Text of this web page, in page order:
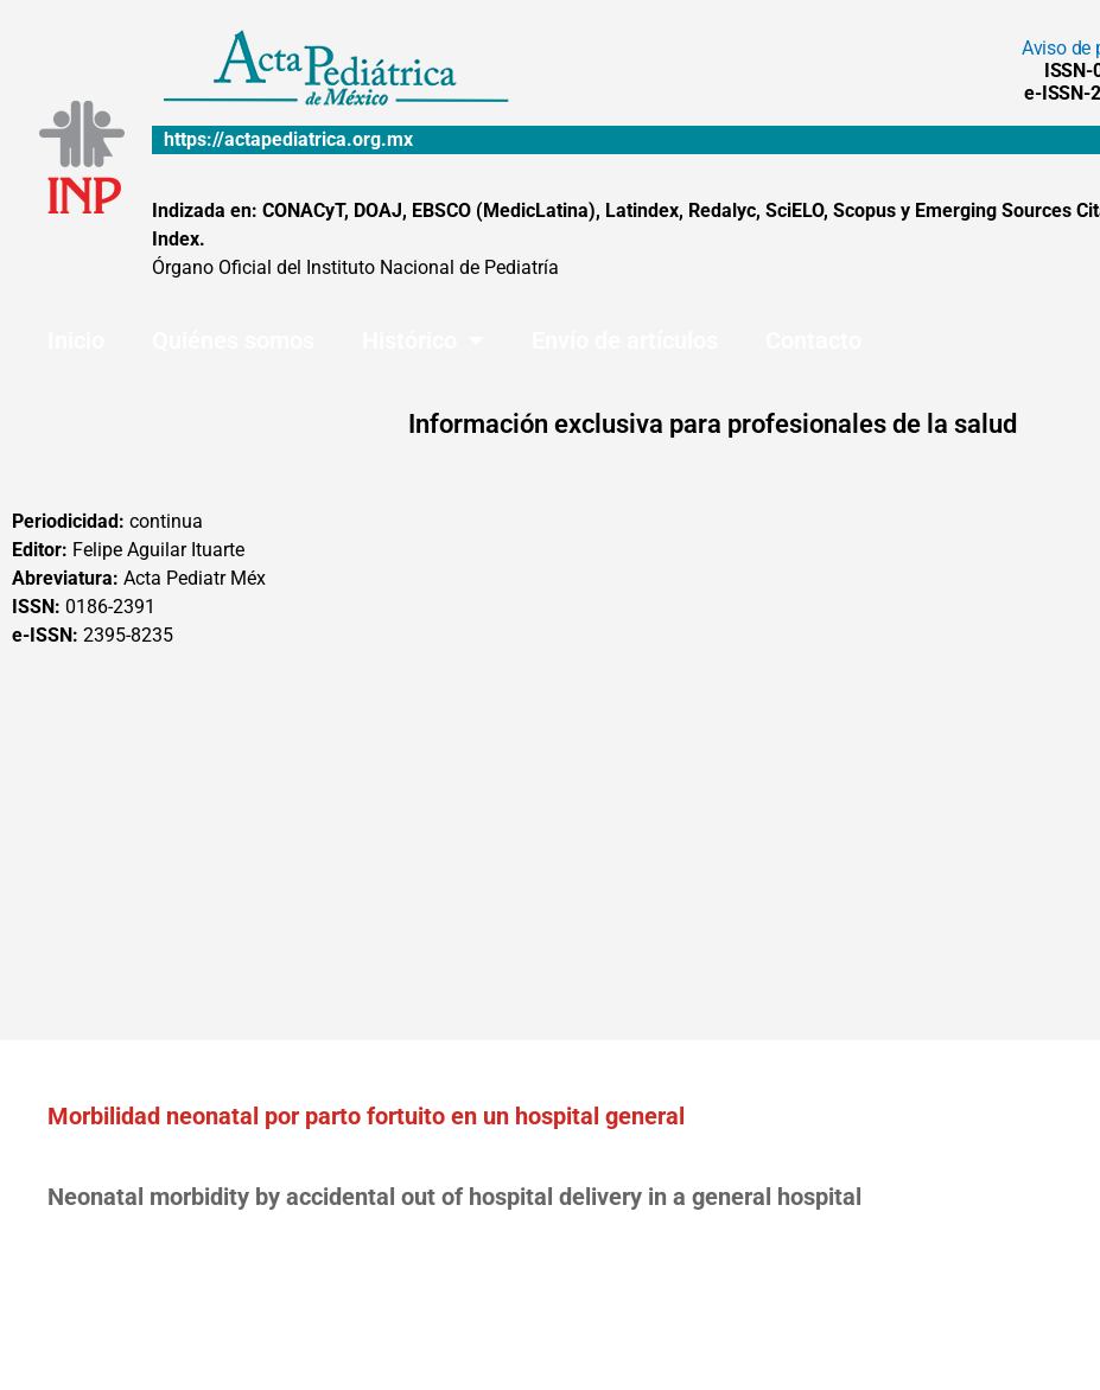
Aviso de
ISSN-
e-ISSN-
https://actapediatrica.org.mx
Indizada en: CONACyT, DOAJ, EBSCO (MedicLatina), Latindex, Redalyc, SciELO, Scopus y Emerging Sources
Index.
Órgano Oficial del Instituto Nacional de Pediatría
Información exclusiva para profesionales de la salud
Periodicidad: continua
Editor: Felipe Aguilar Ituarte
Abreviatura: Acta Pediatr Méx
ISSN: 0186-2391
e-ISSN: 2395-8235
Morbilidad neonatal por parto fortuito en un hospital general
Neonatal morbidity by accidental out of hospital delivery in a general hospital